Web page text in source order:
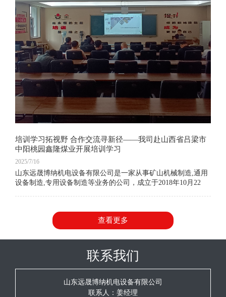
培训学习拓视野 合作交流寻新径——我司赴山西省吕梁市
中阳桃园鑫隆煤业开展培训学习
2025/7/16
山东远晟博纳机电设备有限公司是一家从事矿山机械制造,通用
设备制造,专用设备制造等业务的公司，成立于2018年10月22
持树德躬耕、浩博存纳的创企信念，质量为本、科技创新的发
展理念，诚实守信、互惠双赢的服务宗旨。愿与各界朋友并肩
携手、真诚合作、共同发展！
查看更多
联系我们
山东远晟博纳机电设备有限公司
联系人：姜经理